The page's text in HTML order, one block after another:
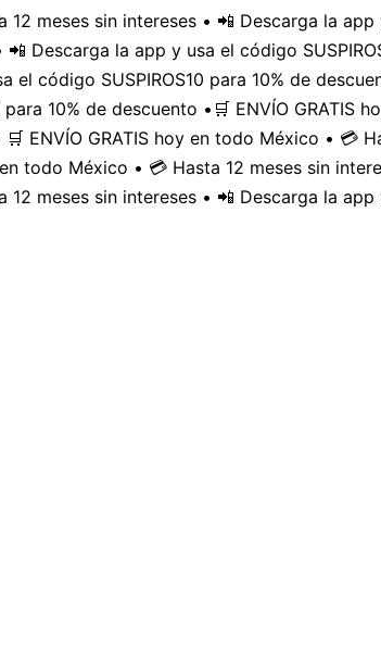
meses sin intereses • 📲 Descarga la
Descarga la app y usa el código
el código SUSPIROS10 para 10% de
10% de descuento • 🛒 ENVÍO GRATIS
ENVÍO GRATIS hoy en todo México • 💳
todo México • 💳 Hasta 12 meses sin
meses sin intereses • 📲 Descarga la